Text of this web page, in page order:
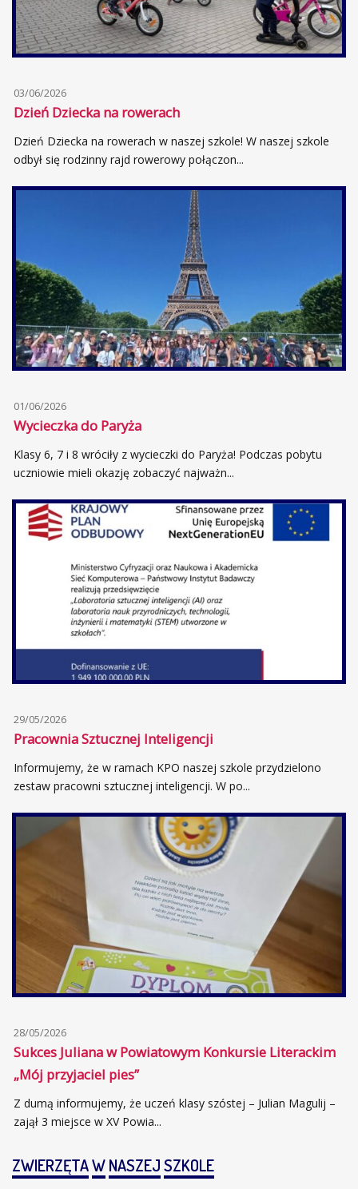
03/06/2026
Dzień Dziecka na rowerach
Dzień Dziecka na rowerach w naszej szkole! W naszej szkole
odbył się rodzinny rajd rowerowy połączon...
01/06/2026
Wycieczka do Paryża
Klasy 6, 7 i 8 wróciły z wycieczki do Paryża! Podczas pobytu
uczniowie mieli okazję zobaczyć najważn...
29/05/2026
Pracownia Sztucznej Inteligencji
Informujemy, że w ramach KPO naszej szkole przydzielono
zestaw pracowni sztucznej inteligencji. W po...
28/05/2026
Sukces Juliana w Powiatowym Konkursie Literackim
„Mój przyjaciel pies”
Z dumą informujemy, że uczeń klasy szóstej – Julian Magulij –
zajął 3 miejsce w XV Powia...
ZWIERZĘTAWNASZEJSZKOLE